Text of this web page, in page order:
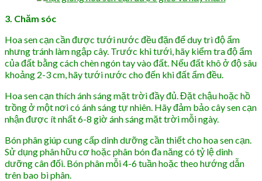
3. Chăm sóc
Hoa sen cạn cần được tưới nước đều đặn để duy trì độ ẩm
nhưng tránh làm ngập cây. Trước khi tưới, hãy kiểm tra độ ẩm
của đất bằng cách chèn ngón tay vào đất. Nếu đất khô ở độ sâu
khoảng 2-3 cm, hãy tưới nước cho đến khi đất ẩm đều.
Hoa sen cạn thích ánh sáng mặt trời đầy đủ. Đặt chậu hoặc hồ
trồng ở một nơi có ánh sáng tự nhiên. Hãy đảm bảo cây sen cạn
nhận được ít nhất 6-8 giờ ánh sáng mặt trời mỗi ngày.
Bón phân giúp cung cấp dinh dưỡng cần thiết cho hoa sen cạn.
Sử dụng phân hữu cơ hoặc phân bón đa năng có tỷ lệ dinh
dưỡng cân đối. Bón phân mỗi 4-6 tuần hoặc theo hướng dẫn
trên bao bì phân.